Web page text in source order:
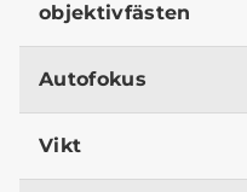
objektivfästen
Autofokus
Vikt